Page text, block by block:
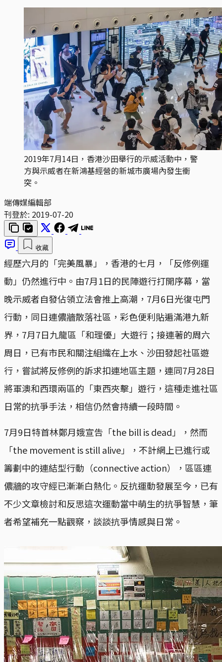
2019年7月14日，香港沙田舉行的示威活動中，警
方與示威者在新鴻基經營的新城市廣場內發生衝
突。
端傳媒編輯部
刊登於: 2019-07-20
收藏
經歷六月的「完美風暴」，香港的七月，「反修例運
動」仍然進行中。由7月1日的民陣遊行打開序幕，當
晚示威者自發佔領立法會推上高潮，7月6日光復屯門
行動，同日連儂牆散落社區，彩色便利貼遍滿港九新
界，7月7日九龍區「和理優」大遊行；接連著的周六
周日，已有市民和關注組織在上水、沙田發起社區遊
行，嘗試將反修例的訴求扣連地區主題，連同7月28日
將軍澳和西環兩區的「東西夾擊」遊行，這種走進社區
日常的抗爭手法，相信仍然會持續一段時間。
7月9日特首林鄭月娥宣告「the bill is dead」，然而
「the movement is still alive」，不計網上已進行或
籌劃中的連結型行動（connective action），區區連
儂牆的攻守經已漸漸白熱化。反抗運動發展至今，已有
不少文章檢討和反思這次運動當中萌生的抗爭智慧，筆
者希望補充一點觀察，談談抗爭情感與日常。